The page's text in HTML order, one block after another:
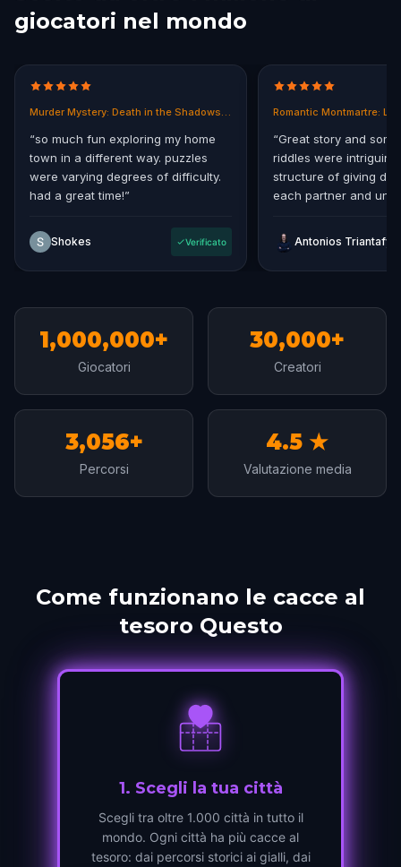
giocatori nel mondo
Murder Mystery: Death in the Shadows in East End, Melbourne
“so much fun exploring my home
town in a different way. puzzles
were varying degrees of difficulty.
had a great time!”
Shokes Verificato
Romantic Montmartre:
“Great story and
riddles were
structure of giving
each partner and
1,000,000+
Giocatori
30,000+
Creatori
3,056+
Percorsi
4.5 ★
Valutazione media
Come funzionano le cacce al
tesoro Questo
1. Scegli la tua città
Scegli tra oltre 1.000 città in tutto il
mondo. Ogni città ha più cacce al
tesoro: dai percorsi storici ai gialli, dai